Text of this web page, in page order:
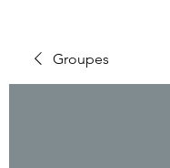
Groupes